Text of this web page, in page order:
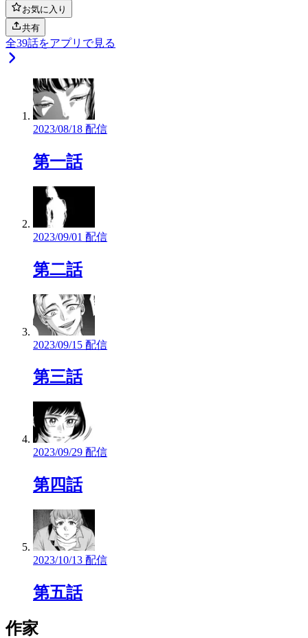
お気に入り
共有
全39話をアプリで見る
2023/08/18 配信
第一話
2023/09/01 配信
第二話
2023/09/15 配信
第三話
2023/09/29 配信
第四話
2023/10/13 配信
第五話
作家